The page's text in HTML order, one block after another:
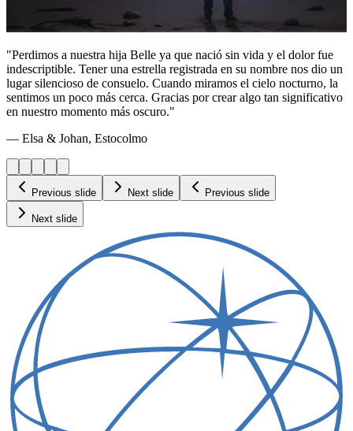
"Perdimos a nuestra hija Belle ya que nació sin vida y el dolor fue
indescriptible. Tener una estrella registrada en su nombre nos dio un
lugar silencioso de consuelo. Cuando miramos el cielo nocturno, la
sentimos un poco más cerca. Gracias por crear algo tan significativo
en nuestro momento más oscuro."
— Elsa & Johan, Estocolmo
Previous slide Next slide Previous slide
Next slide